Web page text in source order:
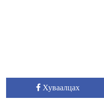
Хуваалцах